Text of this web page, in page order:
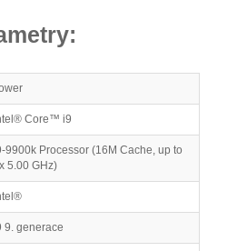
Core™ i9
9900k Processor (16M Cache, up to
5.00 GHz)
9. generace